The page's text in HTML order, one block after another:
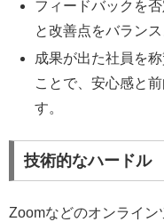
フィードバックを
と改善点をバラン
成果が出た社員を
ことで、安心感と
す。
技術的なハードル
Zoomなどのオンライン